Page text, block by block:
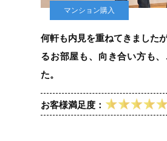
マンション購入
何軒も内見を重ねてきました
るお部屋も、向き合い方も
た。
お客様満足度：